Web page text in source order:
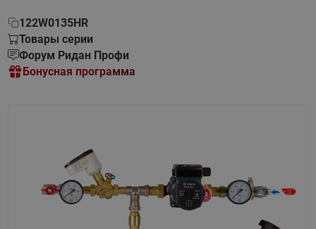
122W0135HR
Товары серии
Форум Ридан Профи
Бонусная программа